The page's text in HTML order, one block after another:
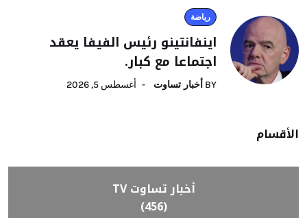
رياضة
اينفانتينو رئيس الفيفا يعقد
اجتماعا مع كبار.
BY أخبار تساوت أغسطس 5, 2026
الأقسام
أخبار تساوت TV
(456)